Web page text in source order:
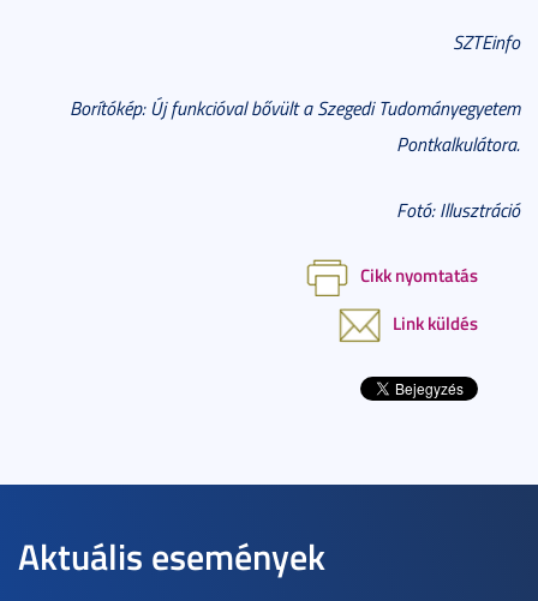
SZTEinfo
Borítókép: Új funkcióval bővült a Szegedi Tudományegyetem
Pontkalkulátora.
Fotó: Illusztráció
Cikk nyomtatás
Link küldés
Aktuális események